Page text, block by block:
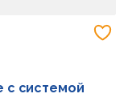
с системой